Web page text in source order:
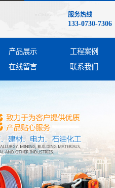
服务热线
133-0730-7306
产品展示
工程案例
在线留言 联系我们